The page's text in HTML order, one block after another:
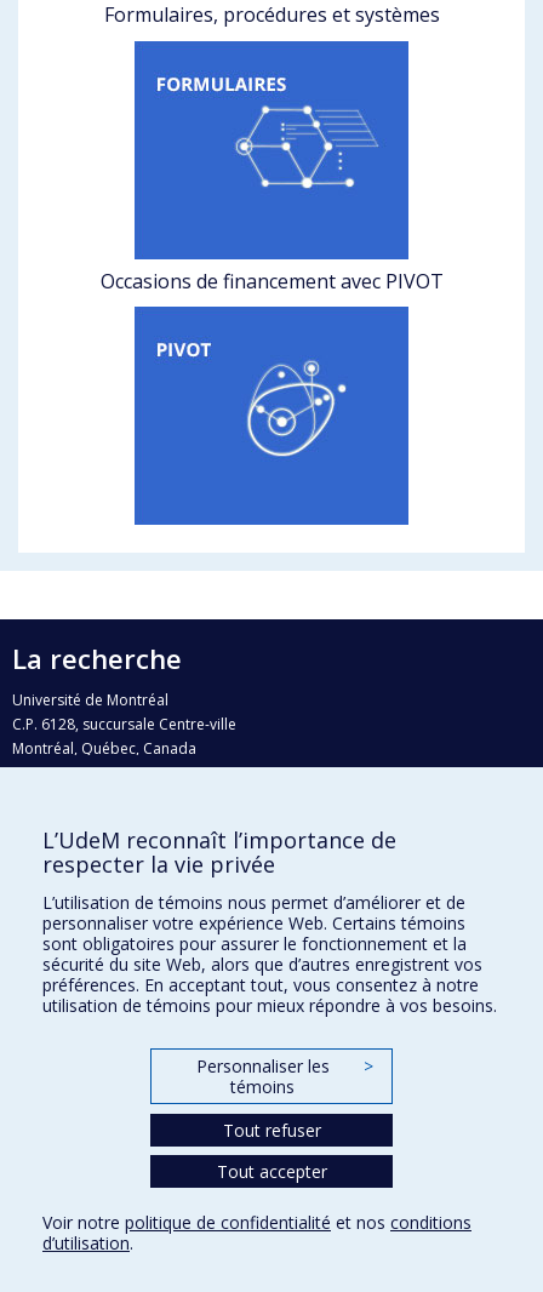
Formulaires, procédures et systèmes
Occasions de financement avec PIVOT
La recherche
Université de Montréal
C.P. 6128, succursale Centre-ville
Montréal, Québec, Canada
H3C 3J7
Qui fait quoi?
Nous trouver
Plan du site
Accessibilité
Conditions d’utilisation
L’UdeM reconnaît l’importance de
respecter la vie privée
L’utilisation de témoins nous permet d’améliorer et de
personnaliser votre expérience Web. Certains témoins
sont obligatoires pour assurer le fonctionnement et la
sécurité du site Web, alors que d’autres enregistrent vos
préférences. En acceptant tout, vous consentez à notre
utilisation de témoins pour mieux répondre à vos besoins.
Personnaliser les
témoins
>
Tout refuser
Tout accepter
Voir notre politique de confidentialité et nos conditions
d’utilisation.